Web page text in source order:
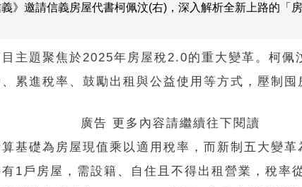
》邀請信義房屋代書柯佩汶(右)，深入解析全新上路的「
主題聚焦於2025年房屋稅2.0的重大變革。柯佩
累進稅率、鼓勵出租與公益使用等方式，壓制囤
廣告 更多內容請繼續往下閱讀
基礎為房屋現值乘以適用稅率，而新制五大變革
1戶房屋，需設籍、自住且不得出租營業，稅率